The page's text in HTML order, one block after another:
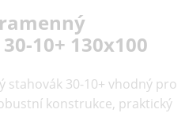
10+ 130x100
30-10+ vhodný pro
konstrukce, praktický